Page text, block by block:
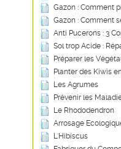
Gazon : Comment
Gazon : Comment
Anti Pucerons : 3
Sol trop Acide :
Préparer les
Planter des Kiwis
Les Agrumes
Prévenir les
Le Rhododendron
Arrosage
L'Hibiscus